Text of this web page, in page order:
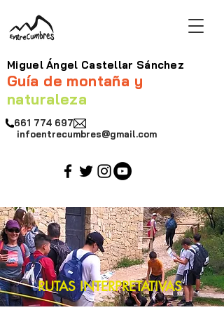
Miguel Ángel Castellar Sánchez
Guía de montaña y
naturaleza
661 774 697
infoentrecumbres@gmail.com
RUTAS INTERPRETATIVAS